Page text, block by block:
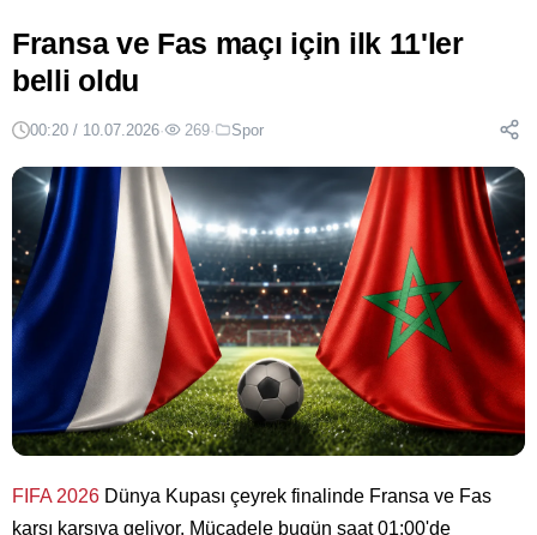
Fransa ve Fas maçı için ilk 11'ler
belli oldu
00:20 / 10.07.2026· 269· Spor
FIFA 2026 Dünya Kupası çeyrek finalinde Fransa ve Fas
karşı karşıya geliyor. Mücadele bugün saat 01:00'de